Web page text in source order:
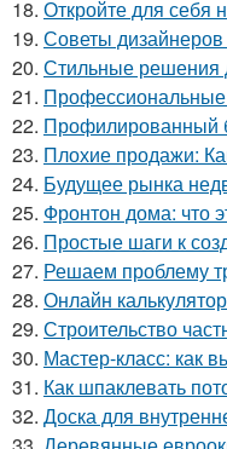
18. Откройте для себя
19. Советы
20. Стильные решения
21. Профессиональные
22. Профилированный
23. Плохие продажи:
24. Будущее рынка
25. Фронтон дома: что
26. Простые шаги к
27. Решаем проблему
28. Онлайн
29. Строительство
30. Мастер-класс: как
31. Как шпаклевать
32. Доска для